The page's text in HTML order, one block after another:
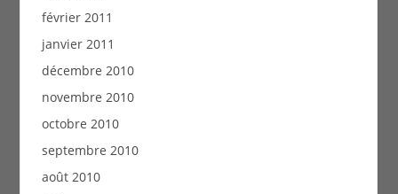
février 2011
janvier 2011
décembre 2010
novembre 2010
octobre 2010
septembre 2010
août 2010